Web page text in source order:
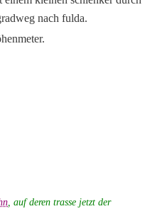
nach fulda.
, auf deren trasse jetzt der